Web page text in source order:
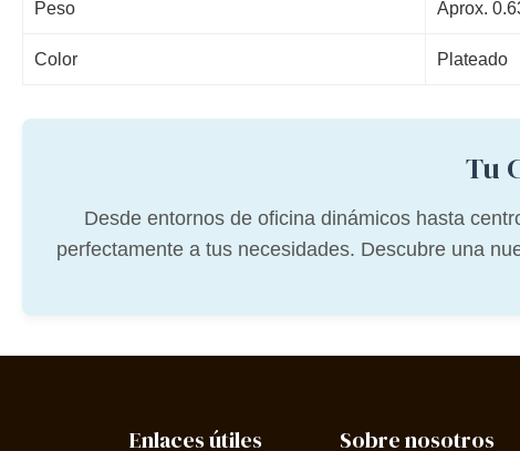
Peso Aprox.
Color Plateado
Tu
Desde entornos de oficina dinámicos hasta
perfectamente a tus necesidades. Descubre una
Enlaces útiles Sobre nosotros